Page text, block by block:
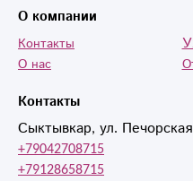
Контакты
Сыктывкар, ул.
+79042708715
+79128658715
О компании
Контакты
О нас